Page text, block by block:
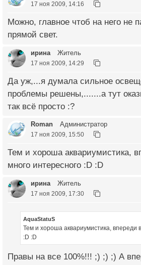
17 ноя 2009, 14:16
Можно, главное чтоб на него не
прямой свет.
ирина Житель
17 ноя 2009, 14:29
Да уж,...я думала сильное
проблемы решены,.......а тут
так всё просто :?
Roman Администратор
17 ноя 2009, 15:50
Тем и хороша аквариумистика,
много интересного :D :D
ирина Житель
17 ноя 2009, 17:30
AquaStatuS
Тем и хороша аквариумистика, впереди
:D :D
Правы на все 100%!!! ;) ;) ;) А